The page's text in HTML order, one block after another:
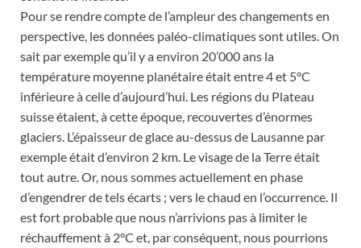
Pour se rendre compte de l’ampleur des changements en
perspective, les données paléo-climatiques sont utiles. On
sait par exemple qu’il y a environ 20’000 ans la
température moyenne planétaire était entre 4 et 5°C
inférieure à celle d’aujourd’hui. Les régions du Plateau
suisse étaient, à cette époque, recouvertes d’énormes
glaciers. L’épaisseur de glace au-dessus de Lausanne par
exemple était d’environ 2 km. Le visage de la Terre était
tout autre. Or, nous sommes actuellement en phase
d’engendrer de tels écarts ; vers le chaud en l’occurrence. Il
est fort probable que nous n’arrivions pas à limiter le
réchauffement à 2°C et, par conséquent, nous pourrions